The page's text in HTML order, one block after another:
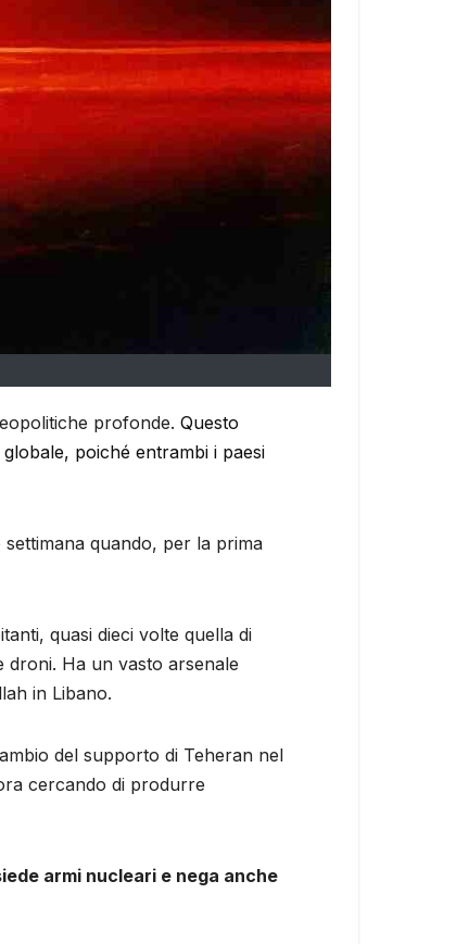
profonde. Questo
poiché entrambi i paesi
quando, per la prima
quasi dieci volte quella di
droni. Ha un vasto arsenale
in Libano.
del supporto di Teheran nel
cercando di produrre
armi nucleari e nega anche